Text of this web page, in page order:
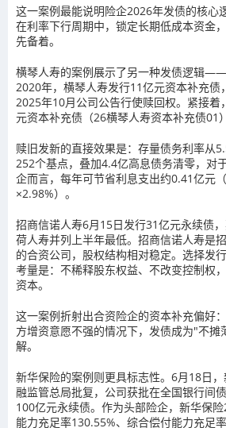
这一案例最能说明险企2026年发债的核心
在利率下行周期中，锁定长期低成本资金
先备着。
横琴人寿的案例展示了另一种发债逻辑——
2020年，横琴人寿发行11亿元资本补充债
2025年10月公司公告行使赎回权。紧接着
元资本补充债（26横琴人寿资本补充债01
赎旧发新的直接效果是：存量债务利率从
252个基点，叠加4.4亿高息债务清零，对
企而言，每年可节省利息支出约0.41亿元
×2.98%）。
招商信诺人寿6月15日发行31亿元永续债
荷人寿并列上半年最低。招商信诺人寿是
的合资公司，股权结构相对稳定。选择发
考量是：不稀释股东权益、不改变控制权
资本。
这一案例折射出合资险企的资本补充偏好
方增资意愿不强的情况下，发债成为"不摊
解。
新华保险的案例则更具标志性。6月18日
融监管总局批复，公司获批在全国银行间
100亿元永续债。作为头部险企，新华保
能力充足率130.55%、综合偿付能力充足